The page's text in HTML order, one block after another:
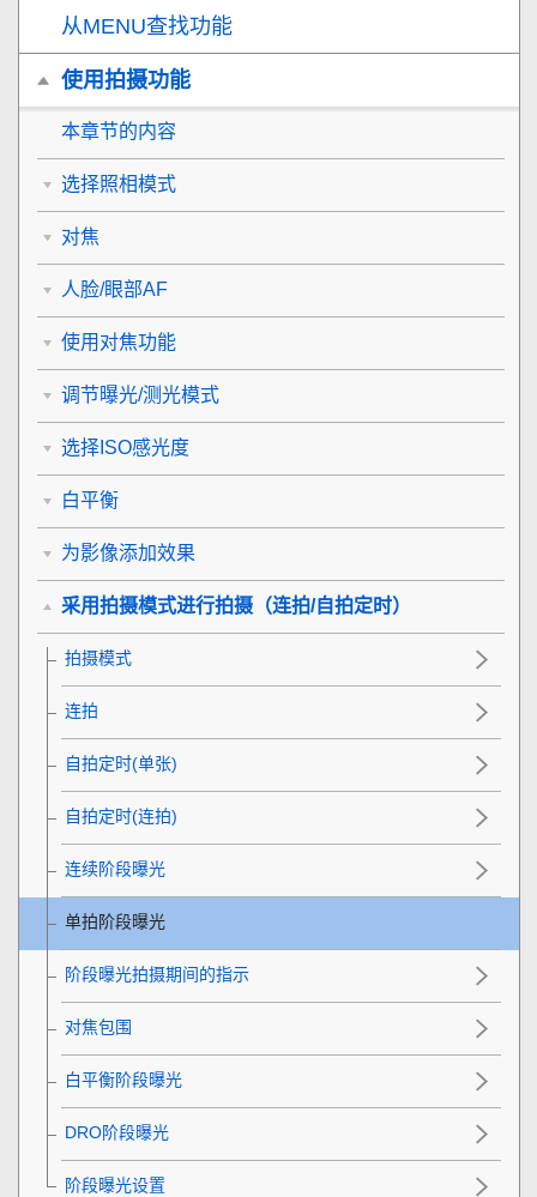
从MENU查找功能
使用拍摄功能
本章节的内容
选择照相模式
对焦
人脸/眼部AF
使用对焦功能
调节曝光/测光模式
选择ISO感光度
白平衡
为影像添加效果
采用拍摄模式进行拍摄（连拍/自拍定时）
拍摄模式
连拍
自拍定时(单张)
自拍定时(连拍)
连续阶段曝光
单拍阶段曝光
阶段曝光拍摄期间的指示
对焦包围
白平衡阶段曝光
DRO阶段曝光
阶段曝光设置